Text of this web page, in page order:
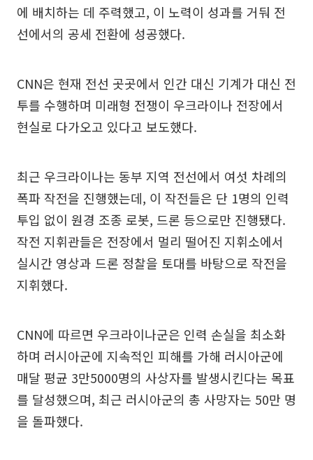
에 배치하는 데 주력했고, 이 노력이 성과를 거둬 전
선에서의 공세 전환에 성공했다.
CNN은 현재 전선 곳곳에서 인간 대신 기계가 대신 전
투를 수행하며 미래형 전쟁이 우크라이나 전장에서
현실로 다가오고 있다고 보도했다.
최근 우크라이나는 동부 지역 전선에서 여섯 차례의
폭파 작전을 진행했는데, 이 작전들은 단 1명의 인력
투입 없이 원경 조종 로봇, 드론 등으로만 진행됐다.
작전 지휘관들은 전장에서 멀리 떨어진 지휘소에서
실시간 영상과 드론 정찰을 토대를 바탕으로 작전을
지휘했다.
CNN에 따르면 우크라이나군은 인력 손실을 최소화
하며 러시아군에 지속적인 피해를 가해 러시아군에
매달 평균 3만5000명의 사상자를 발생시킨다는 목표
를 달성했으며, 최근 러시아군의 총 사망자는 50만 명
을 돌파했다.